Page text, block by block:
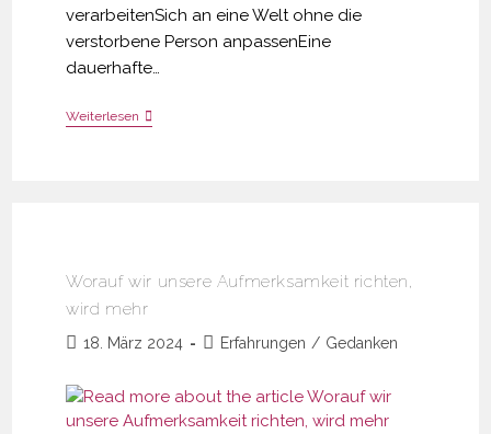
verarbeitenSich an eine Welt ohne die
verstorbene Person anpassenEine
dauerhafte…
WeiterlesenNeue
Worauf wir unsere Aufmerksamkeit richten,
wird mehr
Beitrag
18. März 2024
Beitrags-
Erfahrungen / Gedanken